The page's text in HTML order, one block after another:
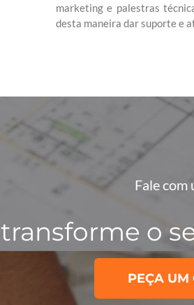
marketing e palestras
desta maneira dar suporte e
Fale com
transforme o
PEÇA UM